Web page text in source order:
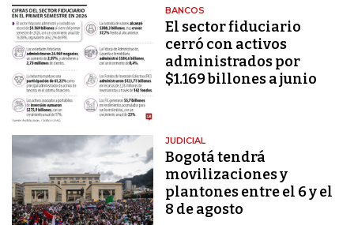
BANCOS
El sector fiduciario
cerró con activos
administrados por
$1.169 billones a junio
JUDICIAL
Bogotá tendrá
movilizaciones y
plantones entre el 6 y el
8 de agosto